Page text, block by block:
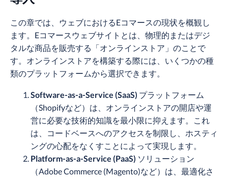
この章では、ウェブにおけるEコマースの現状を概観し
ます。Eコマースウェブサイトとは、物理的またはデジ
タルな商品を販売する「オンラインストア」のことで
す。オンラインストアを構築する際には、いくつかの種
類のプラットフォームから選択できます。
Software-as-a-Service (SaaS) プラットフォーム
（Shopifyなど）は、オンラインストアの開店や運
営に必要な技術的知識を最小限に抑えます。これ
は、コードベースへのアクセスを制限し、ホスティ
ングの心配をなくすことによって実現します。
Platform-as-a-Service (PaaS) ソリューション
（Adobe Commerce (Magento)など）は、最適化さ